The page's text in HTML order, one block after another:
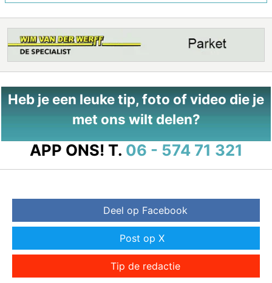
Heb je een leuke tip, foto of video die je
met ons wilt delen?
APP ONS! T. 06 - 574 71 321
Deel op Facebook
Post op X
Tip de redactie